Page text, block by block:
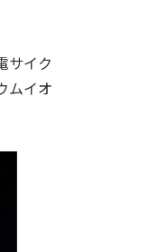
サイク
ムイオ